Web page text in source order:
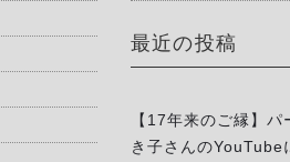
最近の投稿
【17年来のご縁】
き子さんの